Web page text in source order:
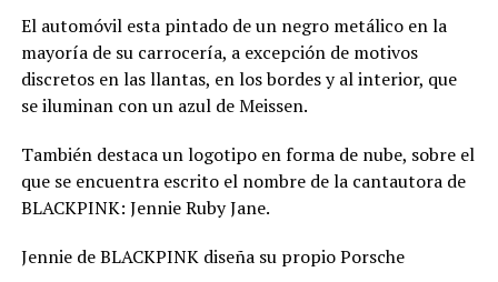
El automóvil esta pintado de un negro metálico en la
mayoría de su carrocería, a excepción de motivos
discretos en las llantas, en los bordes y al interior, que
se iluminan con un azul de Meissen.
También destaca un logotipo en forma de nube, sobre el
que se encuentra escrito el nombre de la cantautora de
BLACKPINK: Jennie Ruby Jane.
Jennie de BLACKPINK diseña su propio Porsche